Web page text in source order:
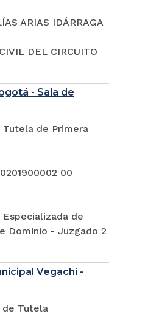
ARIAS IDÁRRAGA
DEL CIRCUITO
- Sala de
Tutela de Primera
00
Especializada de
Dominio - Juzgado 2
Vegachí -
de Tutela